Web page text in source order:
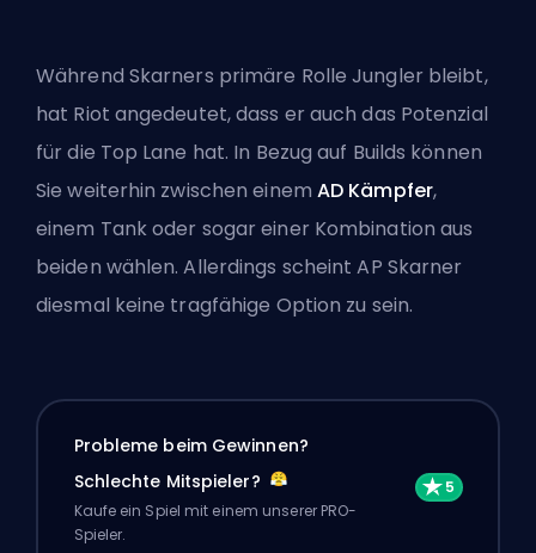
Während Skarners primäre RolleJungler bleibt,
hat Riot angedeutet, dass er auch das Potenzial
für die Top Lane hat. In Bezug auf Builds können
Sie weiterhin zwischen einem AD Kämpfer,
einem Tank oder sogar einer Kombination aus
beiden wählen. Allerdings scheint AP Skarner
diesmal keine tragfähige Option zu sein.
Probleme beim Gewinnen?
Schlechte Mitspieler?
Kaufe ein Spiel mit einem unserer PRO-
Spieler.